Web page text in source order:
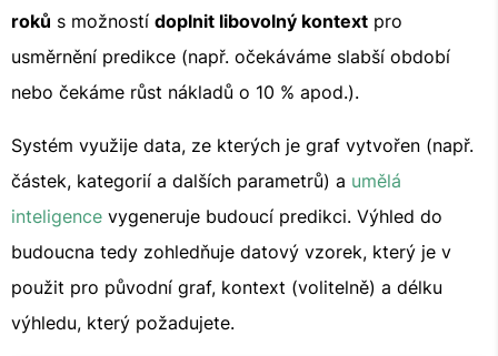
roků s možností doplnit libovolný kontext pro
usměrnění predikce (např. očekáváme slabší období
nebo čekáme růst nákladů o 10 % apod.).
Systém využije data, ze kterých je graf vytvořen (např.
částek, kategorií a dalších parametrů) a umělá
inteligence vygeneruje budoucí predikci. Výhled do
budoucna tedy zohledňuje datový vzorek, který je v
použit pro původní graf, kontext (volitelně) a délku
výhledu, který požadujete.